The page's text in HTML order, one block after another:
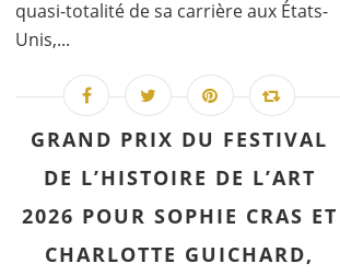
quasi-totalité de sa carrière aux États-
Unis,...
GRAND PRIX DU FESTIVAL
DE L’HISTOIRE DE L’ART
2026 POUR SOPHIE CRAS ET
CHARLOTTE GUICHARD,